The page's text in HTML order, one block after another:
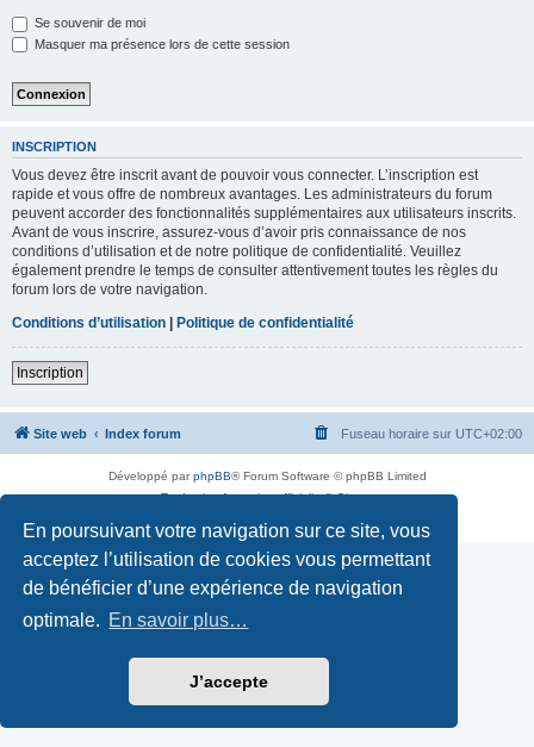
En poursuivant votre navigation sur ce site, vous
acceptez l’utilisation de cookies vous permettant
de bénéficier d’une expérience de navigation
optimale. En savoir plus…
J’accepte
Se souvenir de moi
Masquer ma présence lors de cette session
INSCRIPTION
Vous devez être inscrit avant de pouvoir vous connecter. L’inscription est
rapide et vous offre de nombreux avantages. Les administrateurs du forum
peuvent accorder des fonctionnalités supplémentaires aux utilisateurs inscrits.
Avant de vous inscrire, assurez-vous d’avoir pris connaissance de nos
conditions d’utilisation et de notre politique de confidentialité. Veuillez
également prendre le temps de consulter attentivement toutes les règles du
forum lors de votre navigation.
Conditions d’utilisation | Politique de confidentialité
Inscription
Site web Index forum Fuseau horaire sur UTC+02:00
Développé parphpBB® Forum Software © phpBB Limited
Traduction française officielle©Qiaeru